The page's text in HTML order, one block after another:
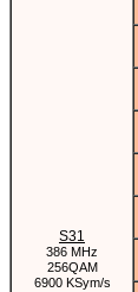
S31
386 MHz
256QAM
6900 KSym/s